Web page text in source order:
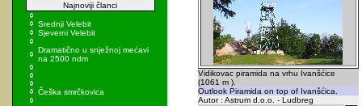
Najnoviji članci
Srednji Velebit
Sjeverni Velebit
Dramatično u snježnoj mećavi
na 2500 ndm
Češka smrčkovica
Vidikovac piramida na vrhu Ivanšćice
(1061 m ).
Outlook Piramida on top of Ivanšćica.
Autor : Astrum d.o.o. - Ludbreg